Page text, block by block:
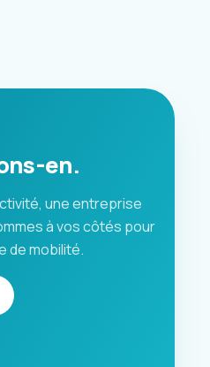
en.
une entreprise
à vos côtés pour
de mobilité.